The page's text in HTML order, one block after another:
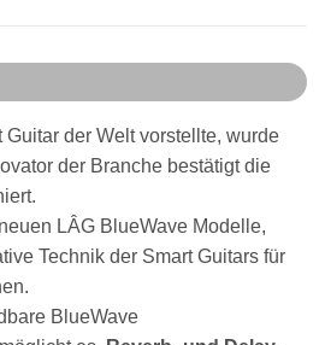
der Welt vorstellte, wurde
der Branche bestätigt die
LÂG BlueWave Modelle,
Technik der Smart Guitars für
BlueWave